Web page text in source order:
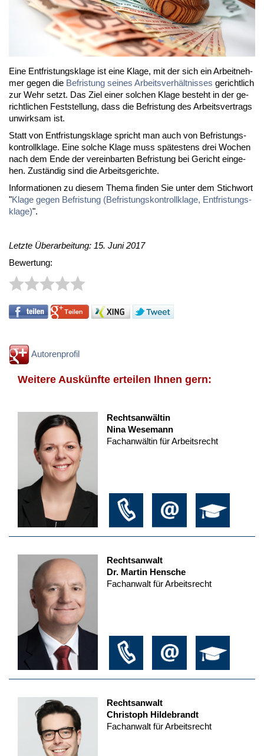
Ei­ne Ent­fris­tungs­kla­ge ist ei­ne Kla­ge, mit der sich ein Ar­beit­neh­
mer ge­gen die Be­fris­tung sei­nes Ar­beits­ver­hält­nis­ses ge­richt­lich
zur Wehr setzt. Das Ziel ei­ner sol­chen Kla­ge be­steht in der ge­
richt­li­chen Fest­stel­lung, dass die Be­fris­tung des Ar­beits­ver­trags
un­wirk­sam ist.
Statt von Ent­fris­tungs­kla­ge spricht man auch von Be­fris­tungs­
kon­troll­kla­ge. Ei­ne sol­che Kla­ge muss spä­tes­tens drei Wo­chen
nach dem En­de der ver­ein­bar­ten Be­fris­tung bei Ge­richt ein­ge­
hen. Zu­stän­dig sind die Ar­beits­ge­rich­te.
In­for­ma­tio­nen zu die­sem The­ma fin­den Sie un­ter dem Stich­wort
"Kla­ge ge­gen Be­fris­tung (Be­fris­tungs­kon­troll­kla­ge, Ent­fris­tungs­
kla­ge)".
Letzte Überarbeitung: 15. Juni 2017
Bewertung:
Autorenprofil
Weitere Auskünfte erteilen Ihnen gern:
Rechtsanwältin
Nina Wesemann
Fachanwältin für Arbeitsrecht
Rechtsanwalt
Dr. Martin Hensche
Fachanwalt für Arbeitsrecht
Rechtsanwalt
Christoph Hildebrandt
Fachanwalt für Arbeitsrecht